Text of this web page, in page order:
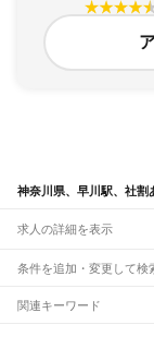
神奈川県、早川駅、社割
求人の詳細を表示
条件を追加・変更して検
市区町村を追加・変更
関連キーワード